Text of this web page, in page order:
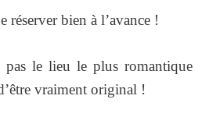
réserver bien à l’avance !
pas le lieu le plus romantique
vraiment original !